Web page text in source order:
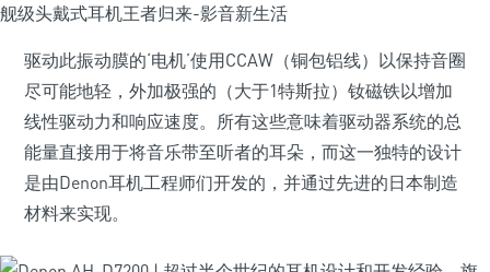
驱动此振动膜的‘电机’使用CCAW（铜包铝线）以保持音圈
尽可能地轻，外加极强的（大于1特斯拉）钕磁铁以增加
线性驱动力和响应速度。所有这些意味着驱动器系统的总
能量直接用于将音乐带至听者的耳朵，而这一独特的设计
是由Denon耳机工程师们开发的，并通过先进的日本制造
材料来实现。